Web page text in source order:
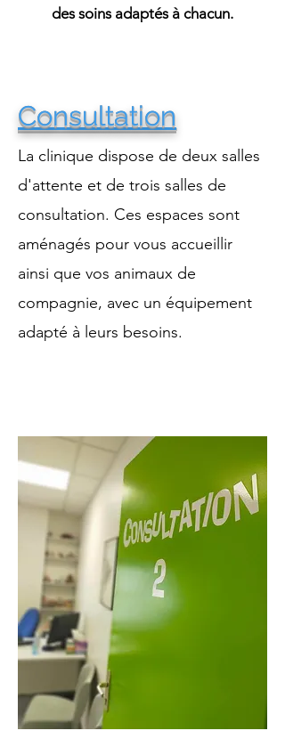
des soins adaptés à chacun.
Consultation
La clinique dispose de deux salles
d'attente et de trois salles de
consultation. Ces espaces sont
aménagés pour vous accueillir
ainsi que vos animaux de
compagnie, avec un équipement
adapté à leurs besoins.